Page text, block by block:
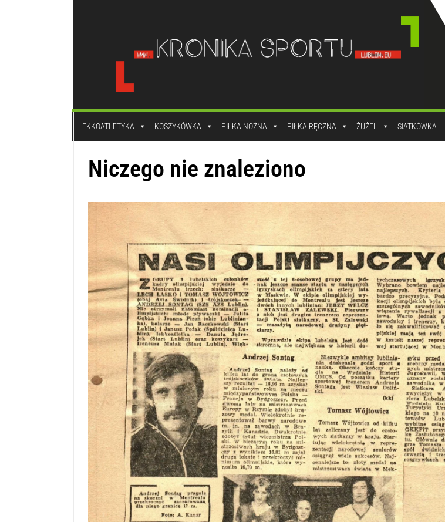
LEKKOATLETYKA KOSZYKÓWKA PIŁKA NOŻNA PIŁKA RĘCZNA ŻUŻEL SIATKÓWKA
Niczego nie znaleziono